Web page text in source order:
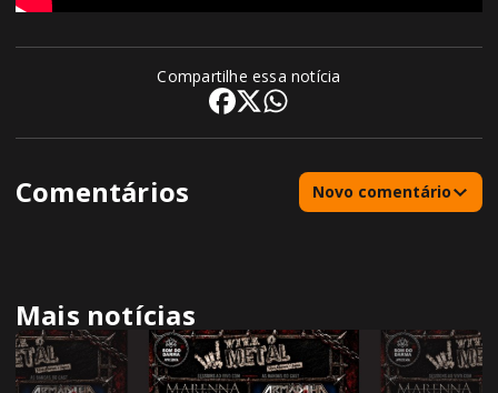
Compartilhe essa notícia
Comentários Novo comentário
Mais notícias